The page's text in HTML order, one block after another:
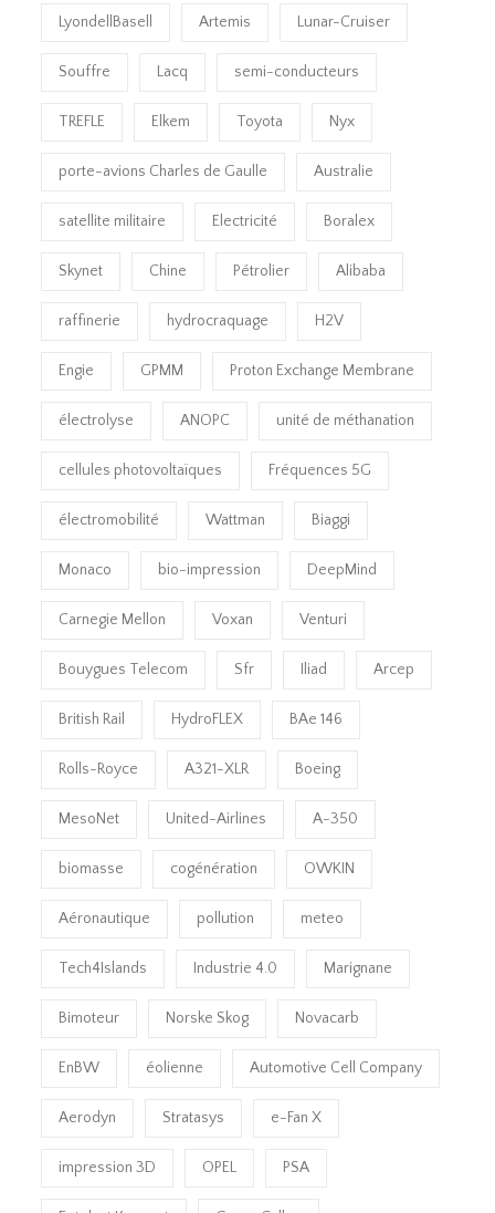
LyondellBasell Artemis Lunar-Cruiser
Souffre Lacq semi-conducteurs
TREFLE Elkem Toyota Nyx
porte-avions Charles de Gaulle Australie
satellite militaire Electricité Boralex
Skynet Chine Pétrolier Alibaba
raffinerie hydrocraquage H2V
Engie GPMM Proton Exchange Membrane
électrolyse ANOPC unité de méthanation
cellules photovoltaïques Fréquences 5G
électromobilité Wattman Biaggi
Monaco bio-impression DeepMind
Carnegie Mellon Voxan Venturi
Bouygues Telecom Sfr Iliad Arcep
British Rail HydroFLEX BAe 146
Rolls-Royce A321-XLR Boeing
MesoNet United-Airlines A-350
biomasse cogénération OWKIN
Aéronautique pollution meteo
Tech4Islands Industrie 4.0 Marignane
Bimoteur Norske Skog Novacarb
EnBW éolienne Automotive Cell Company
Aerodyn Stratasys e-Fan X
impression 3D OPEL PSA